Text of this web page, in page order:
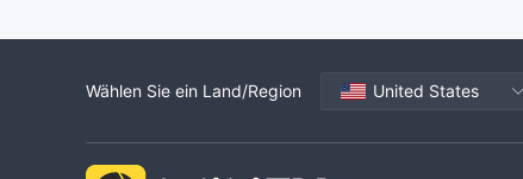
Wählen Sie ein Land/Region United States